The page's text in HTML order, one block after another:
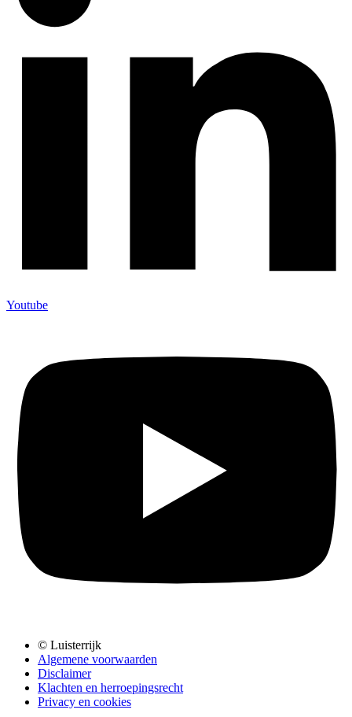
Youtube
© Luisterrijk
Algemene voorwaarden
Disclaimer
Klachten en herroepingsrecht
Privacy en cookies